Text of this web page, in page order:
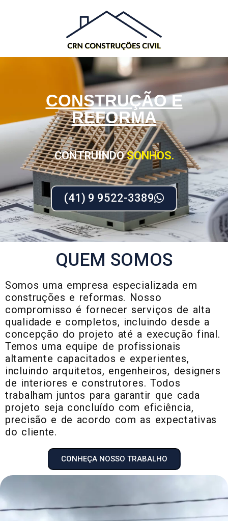
CONSTRUÇÃO E
REFORMA
CONTRUINDOSONHOS.
(41) 9 9522-3389
QUEM SOMOS
Somos uma empresa especializada em
construções e reformas. Nosso
compromisso é fornecer serviços de alta
qualidade e completos, incluindo desde a
concepção do projeto até a execução final.
Temos uma equipe de profissionais
altamente capacitados e experientes,
incluindo arquitetos, engenheiros, designers
de interiores e construtores. Todos
trabalham juntos para garantir que cada
projeto seja concluído com eficiência,
precisão e de acordo com as expectativas
do cliente.
CONHEÇA NOSSO TRABALHO